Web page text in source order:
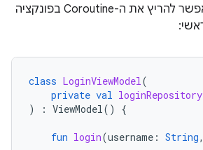
class LoginViewModel(
private val loginRepository
)
: ViewModel() {
fun login(username : String,